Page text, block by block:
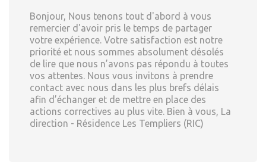
Bonjour, Nous tenons tout d'abord à vous
remercier d'avoir pris le temps de partager
votre expérience. Votre satisfaction est notre
priorité et nous sommes absolument désolés
de lire que nous n’avons pas répondu à toutes
vos attentes. Nous vous invitons à prendre
contact avec nous dans les plus brefs délais
afin d’échanger et de mettre en place des
actions correctives au plus vite. Bien à vous, La
direction - Résidence Les Templiers (RIC)